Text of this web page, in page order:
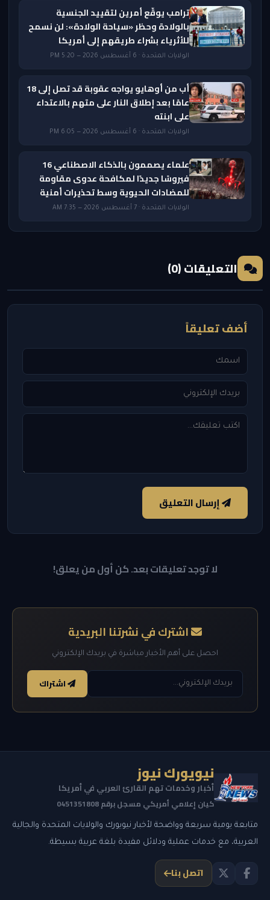
ترامب يوقّع أمرين لتقييد الجنسية
بالولادة وحظر «سياحة الولادة»: لن نسمح
للأثرياء بشراء طريقهم إلى أمريكا
الولايات المتحدة · 6 أغسطس 2026 — 5:20 PM
أب من أوهايو يواجه عقوبة قد تصل إلى 18
عامًا بعد إطلاق النار على متهم بالاعتداء
على ابنته
الولايات المتحدة · 6 أغسطس 2026 — 6:05 PM
علماء يصممون بالذكاء الاصطناعي 16
فيروسًا جديدًا لمكافحة عدوى مقاومة
للمضادات الحيوية وسط تحذيرات أمنية
الولايات المتحدة · 7 أغسطس 2026 — 7:35 AM
التعليقات (0)
أضف تعليقاً
إرسال التعليق
لا توجد تعليقات بعد. كن أول من يعلق!
اشترك في نشرتنا البريدية
احصل على أهم الأخبار مباشرة في بريدك الإلكتروني
اشتراك
نيويورك نيوز
أخبار وخدمات تهم القارئ العربي في أمريكا
كيان إعلامي أمريكي مسجل برقم 0451351808
متابعة يومية سريعة وواضحة لأخبار نيويورك والولايات المتحدة والجالية
العربية، مع خدمات عملية ودلائل مفيدة بلغة عربية بسيطة.
اتصل بنا